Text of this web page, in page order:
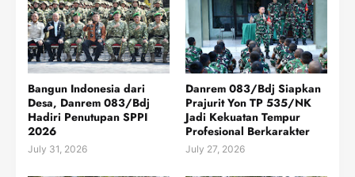
Bangun Indonesia dari
Desa, Danrem 083/Bdj
Hadiri Penutupan SPPI
2026
July 31, 2026
Danrem 083/Bdj Siapkan
Prajurit Yon TP 535/NK
Jadi Kekuatan Tempur
Profesional Berkarakter
July 27, 2026